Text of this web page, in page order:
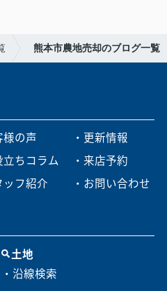
熊本市農地売却のブログ一覧
様の声
立ちコラム
ッフ紹介
・更新情報
・来店予約
・お問い合わせ
土地
・沿線検索